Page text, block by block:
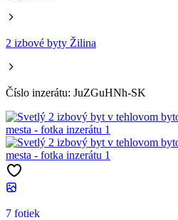
2 izbové byty Žilina
Číslo inzerátu: JuZGuHNh-SK
7 fotiek